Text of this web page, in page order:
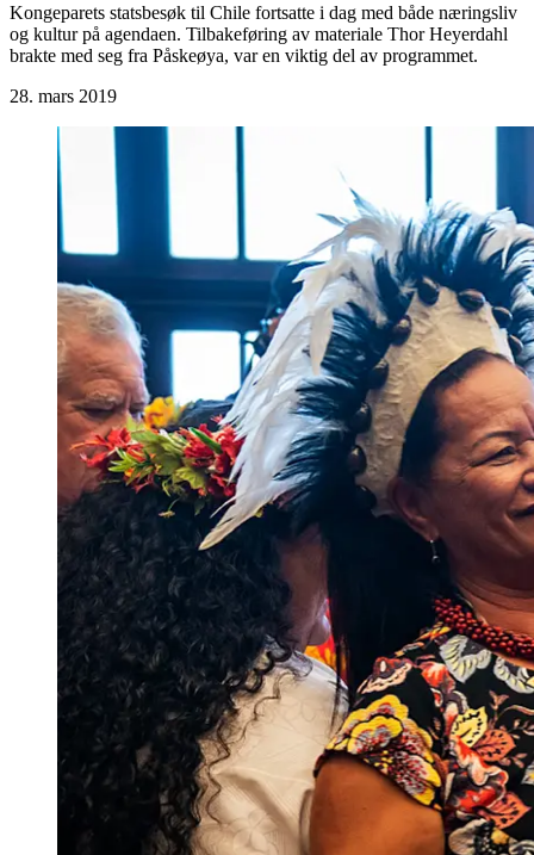
Kongeparets statsbesøk til Chile fortsatte i dag med både næringsliv
og kultur på agendaen. Tilbakeføring av materiale Thor Heyerdahl
brakte med seg fra Påskeøya, var en viktig del av programmet.
28. mars 2019